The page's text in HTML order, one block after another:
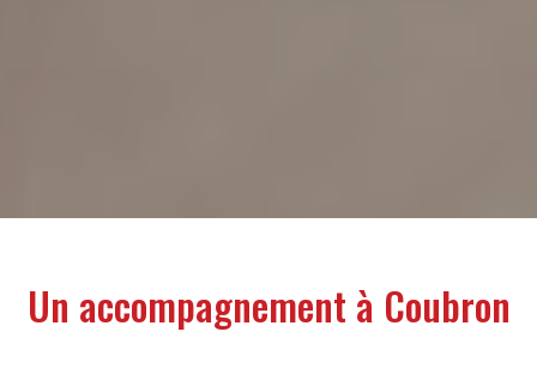
Un accompagnement à Coubron